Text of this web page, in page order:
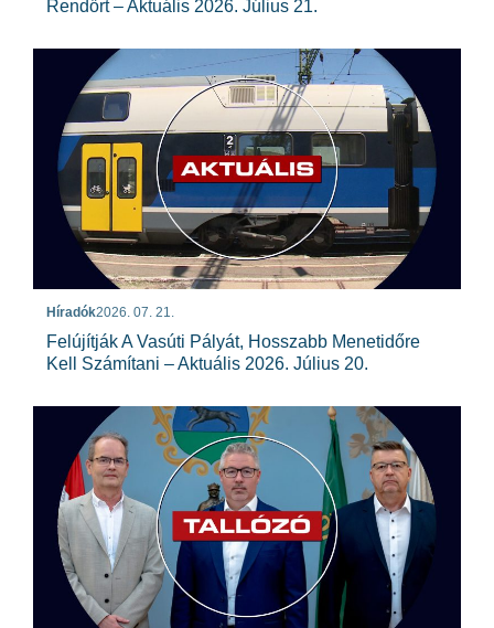
Rendőrt – Aktuális 2026. Július 21.
Híradók2026. 07. 21.
Felújítják A Vasúti Pályát, Hosszabb Menetidőre
Kell Számítani – Aktuális 2026. Július 20.